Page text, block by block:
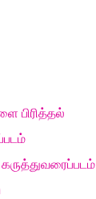
பிரித்தல்